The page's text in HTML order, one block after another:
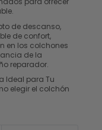
de descanso,
de confort,
en los colchones
de la
reparador.
Ideal para Tu
elegir el colchón